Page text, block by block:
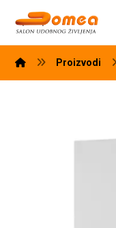
Proizvodi